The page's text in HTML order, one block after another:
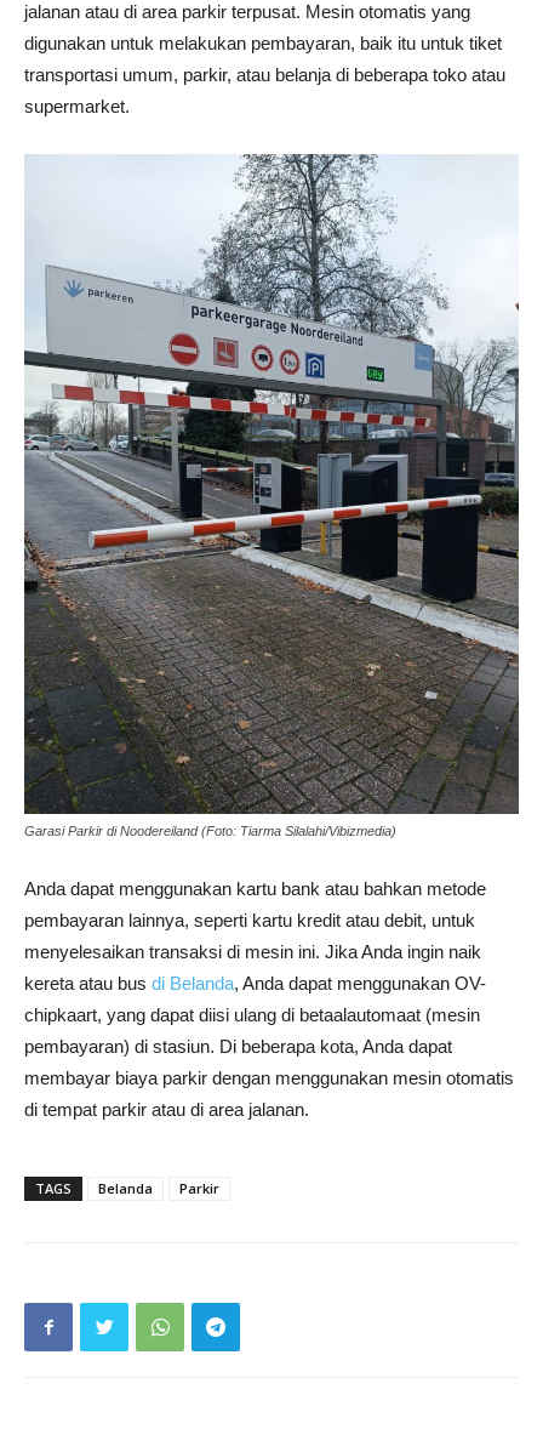
jalanan atau di area parkir terpusat. Mesin otomatis yang
digunakan untuk melakukan pembayaran, baik itu untuk tiket
transportasi umum, parkir, atau belanja di beberapa toko atau
supermarket.
Garasi Parkir di Noodereiland (Foto: Tiarma Silalahi/Vibizmedia)
Anda dapat menggunakan kartu bank atau bahkan metode
pembayaran lainnya, seperti kartu kredit atau debit, untuk
menyelesaikan transaksi di mesin ini. Jika Anda ingin naik
kereta atau bus di Belanda, Anda dapat menggunakan OV-
chipkaart, yang dapat diisi ulang di betaalautomaat (mesin
pembayaran) di stasiun. Di beberapa kota, Anda dapat
membayar biaya parkir dengan menggunakan mesin otomatis
di tempat parkir atau di area jalanan.
TAGS Belanda Parkir